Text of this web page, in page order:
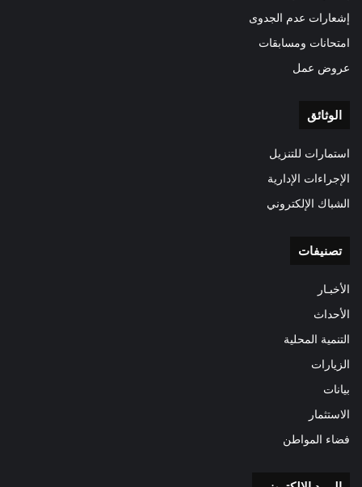
إشعارات عدم الجدوى
امتحانات ومسابقات
عروض عمل
الوثائق
استمارات للتنزيل
الإجراءات الإدارية
الشباك الإلكتروني
تصنيفات
الأخبـار
الأحداث
التنمية المحلية
الزيارات
بيانات
الاستثمار
فضاء المواطن